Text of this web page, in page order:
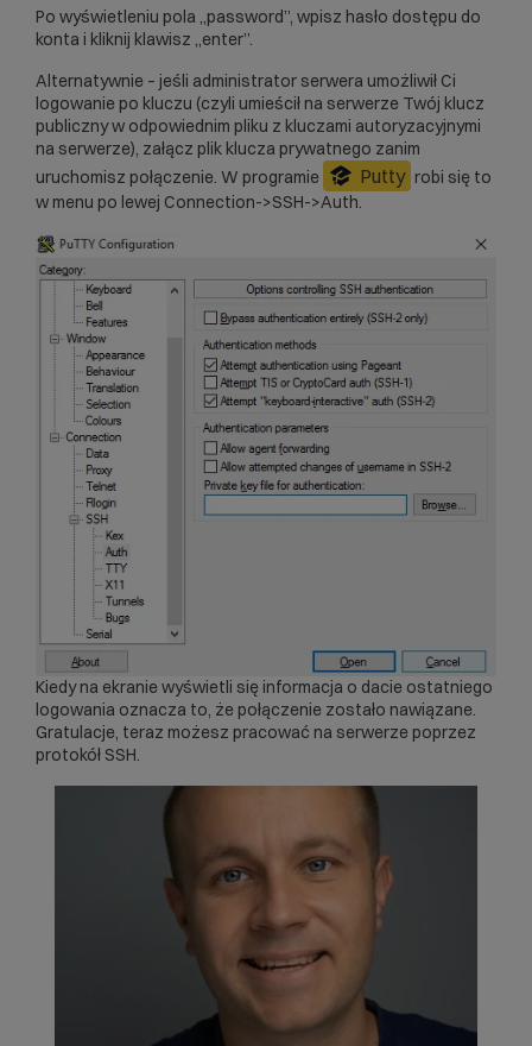
Po wyświetleniu pola „password”, wpisz hasło dostępu do
konta i kliknij klawisz „enter”.
Alternatywnie – jeśli administrator serwera umożliwił Ci
logowanie po kluczu (czyli umieścił na serwerze Twój klucz
publiczny w odpowiednim pliku z kluczami autoryzacyjnymi
na serwerze), załącz plik klucza prywatnego zanim
uruchomisz połączenie. W programie
Putty robi się to
w menu po lewej Connection->SSH->Auth.
Kiedy na ekranie wyświetli się informacja o dacie ostatniego
logowania oznacza to, że połączenie zostało nawiązane.
Gratulacje, teraz możesz pracować na serwerze poprzez
protokół SSH.